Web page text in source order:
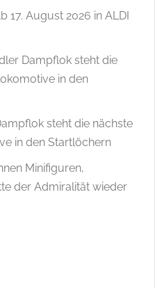
17. August 2026 in ALDI
Dampflok steht die
in den
steht die nächste
in den Startlöchern
Minifiguren,
der Admiralität wieder